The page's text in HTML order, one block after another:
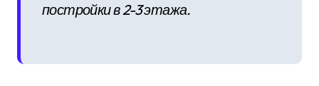
постройки в 2-3 этажа.